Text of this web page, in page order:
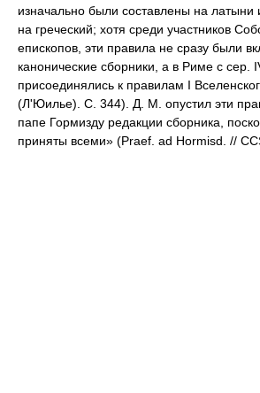
изначально были составлены на
на греческий; хотя среди участников
епископов, эти правила не сразу были
канонические сборники, а в Риме с сер.
присоединялись к правилам I
(Л'Юилье). С. 344). Д. М. опустил эти
папе Гормизду редакции сборника,
приняты всеми» (Praef. ad Hormisd. //